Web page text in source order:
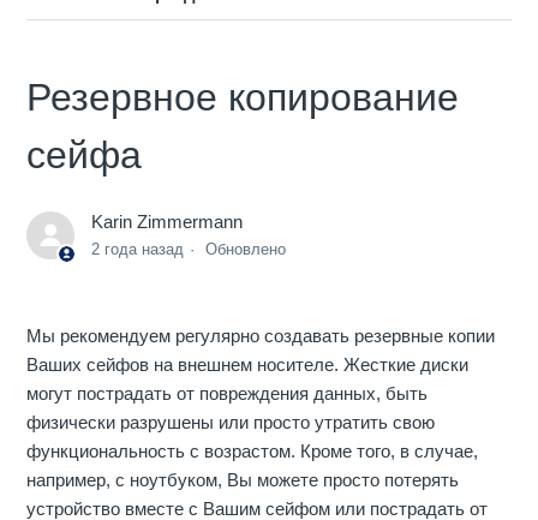
Резервное копирование
сейфа
Karin Zimmermann
2 года назад Обновлено
Мы рекомендуем регулярно создавать резервные копии
Ваших сейфов на внешнем носителе. Жесткие диски
могут пострадать от повреждения данных, быть
физически разрушены или просто утратить свою
функциональность с возрастом. Кроме того, в случае,
например, с ноутбуком, Вы можете просто потерять
устройство вместе с Вашим сейфом или пострадать от